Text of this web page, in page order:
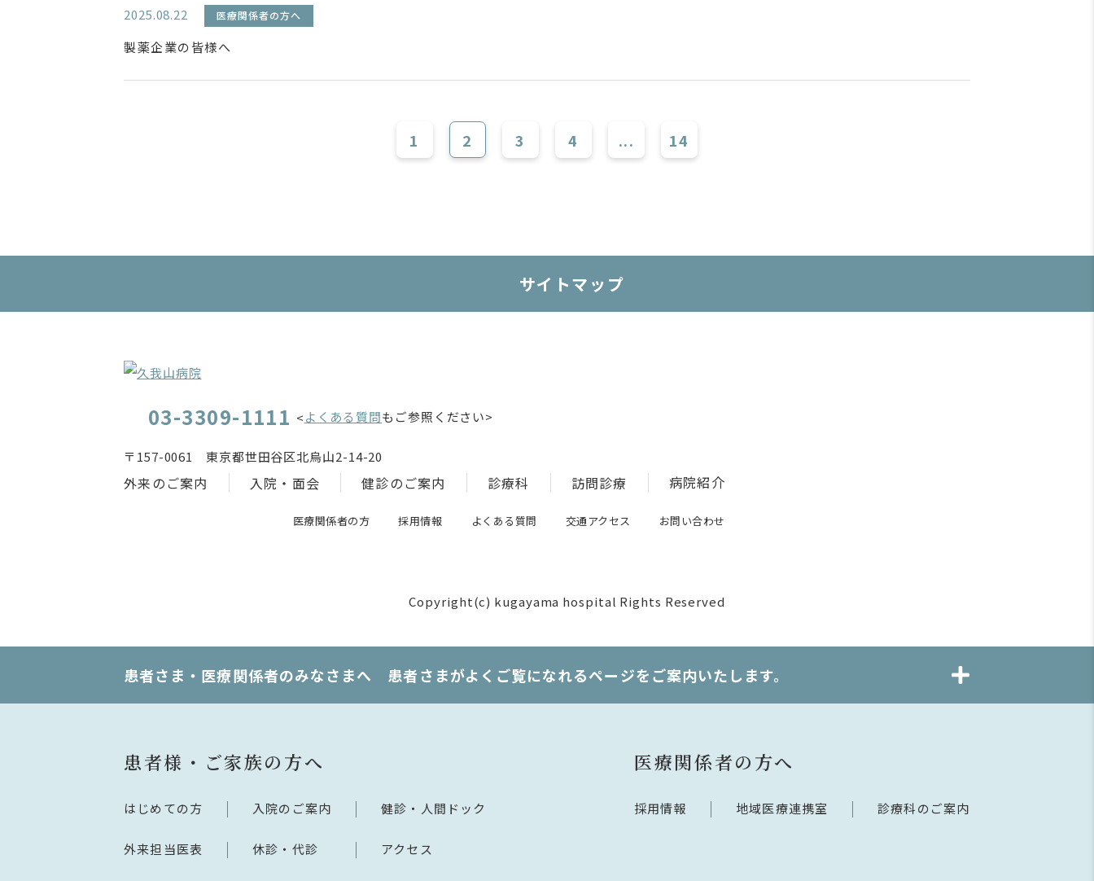
2025.08.22 医療関係者の方へ
製薬企業の皆様へ
1 2 3 4 ... 14
サイトマップ
03-3309-1111 <よくある質問もご参照ください>
〒157-0061 東京都世田谷区北烏山2-14-20
外来のご案内 入院・面会 健診のご案内 診療科 訪問診療 病院紹介
医療関係者の方 採用情報 よくある質問 交通アクセス お問い合わせ
Copyright(c) kugayama hospital Rights Reserved
患者さま・医療関係者のみなさまへ 患者さまがよくご覧になれるページをご案内いたします。
患者様・ご家族の方へ
はじめての方 入院のご案内 健診・人間ドック
外来担当医表 休診・代診 アクセス
医療関係者の方へ
採用情報 地域医療連携室 診療科のご案内